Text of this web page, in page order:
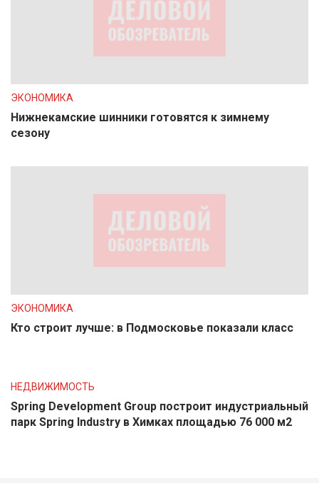
ЭКОНОМИКА
Нижнекамские шинники готовятся к зимнему
сезону
ЭКОНОМИКА
Кто строит лучше: в Подмосковье показали класс
НЕДВИЖИМОСТЬ
Spring Development Group построит индустриальный
парк Spring Industry в Химках площадью 76 000 м2